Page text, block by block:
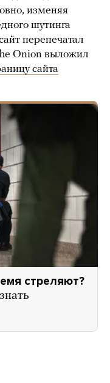
изменяя
шутинга
перепечатал
Onion выложил
сайта
стреляют?